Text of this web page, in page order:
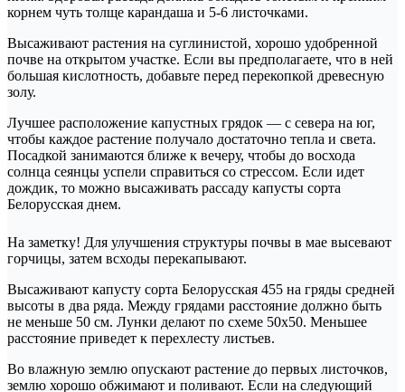
корнем чуть толще карандаша и 5-6 листочками.
Высаживают растения на суглинистой, хорошо удобренной
почве на открытом участке. Если вы предполагаете, что в ней
большая кислотность, добавьте перед перекопкой древесную
золу.
Лучшее расположение капустных грядок — с севера на юг,
чтобы каждое растение получало достаточно тепла и света.
Посадкой занимаются ближе к вечеру, чтобы до восхода
солнца сеянцы успели справиться со стрессом. Если идет
дождик, то можно высаживать рассаду капусты сорта
Белорусская днем.
На заметку! Для улучшения структуры почвы в мае высевают
горчицы, затем всходы перекапывают.
Высаживают капусту сорта Белорусская 455 на гряды средней
высоты в два ряда. Между грядами расстояние должно быть
не меньше 50 см. Лунки делают по схеме 50х50. Меньшее
расстояние приведет к перехлесту листьев.
Во влажную землю опускают растение до первых листочков,
землю хорошо обжимают и поливают. Если на следующий